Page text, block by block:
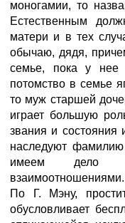
моногамии, то
Естественным
матери и в тех
обычаю, дядя,
семье, пока у нее
потомство в семье
то муж старшей
играет большую
звания и состояния
наследуют
имеем дело с
взаимоотношениями.
По Г. Мэну,
обусловливает